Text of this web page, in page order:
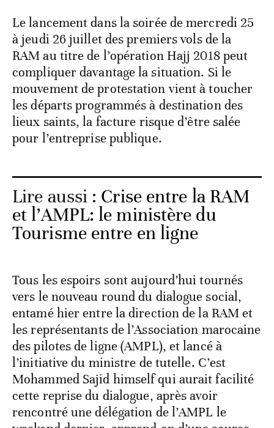
Le lancement dans la soirée de mercredi 25
à jeudi 26 juillet des premiers vols de la
RAM au titre de l’opération Hajj 2018 peut
compliquer davantage la situation. Si le
mouvement de protestation vient à toucher
les départs programmés à destination des
lieux saints, la facture risque d’être salée
pour l’entreprise publique.
Lire aussi : Crise entre la RAM
et l’AMPL: le ministère du
Tourisme entre en ligne
Tous les espoirs sont aujourd’hui tournés
vers le nouveau round du dialogue social,
entamé hier entre la direction de la RAM et
les représentants de l’Association marocaine
des pilotes de ligne (AMPL), et lancé à
l’initiative du ministre de tutelle. C’est
Mohammed Sajid himself qui aurait facilité
cette reprise du dialogue, après avoir
rencontré une délégation de l’AMPL le